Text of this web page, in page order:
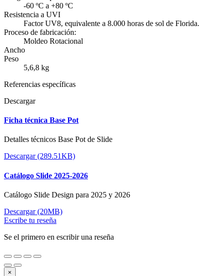
-60 ºC a +80 ºC
Resistencia a UVI
Factor UV8, equivalente a 8.000 horas de sol de Florida.
Proceso de fabricación:
Moldeo Rotacional
Ancho
Peso
5,6,8 kg
Referencias específicas
Descargar
Ficha técnica Base Pot
Detalles técnicos Base Pot de Slide
Descargar (289.51KB)
Catálogo Slide 2025-2026
Catálogo Slide Design para 2025 y 2026
Descargar (20MB)
Escribe tu reseña
Se el primero en escribir una reseña
×